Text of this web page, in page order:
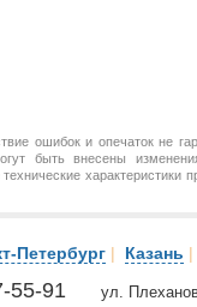
ошибок и опечаток не
быть внесены
Петербург | Казань |
55-91 ул.